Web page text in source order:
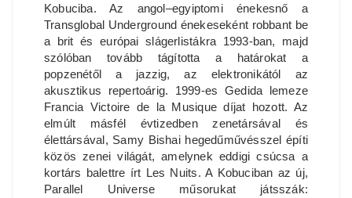
Kobuciba. Az angol–egyiptomi énekesnő a
Transglobal Underground énekeseként robbant be
a brit és európai slágerlistákra 1993-ban, majd
szólóban tovább tágította a határokat a
popzenétől a jazzig, az elektronikától az
akusztikus repertoárig. 1999-es Gedida lemeze
Francia Victoire de la Musique díjat hozott. Az
elmúlt másfél évtizedben zenetársával és
élettársával, Samy Bishai hegedűművésszel építi
közös zenei világát, amelynek eddigi csúcsa a
kortárs balettre írt Les Nuits. A Kobuciban az új,
Parallel Universe műsorukat játsszák: